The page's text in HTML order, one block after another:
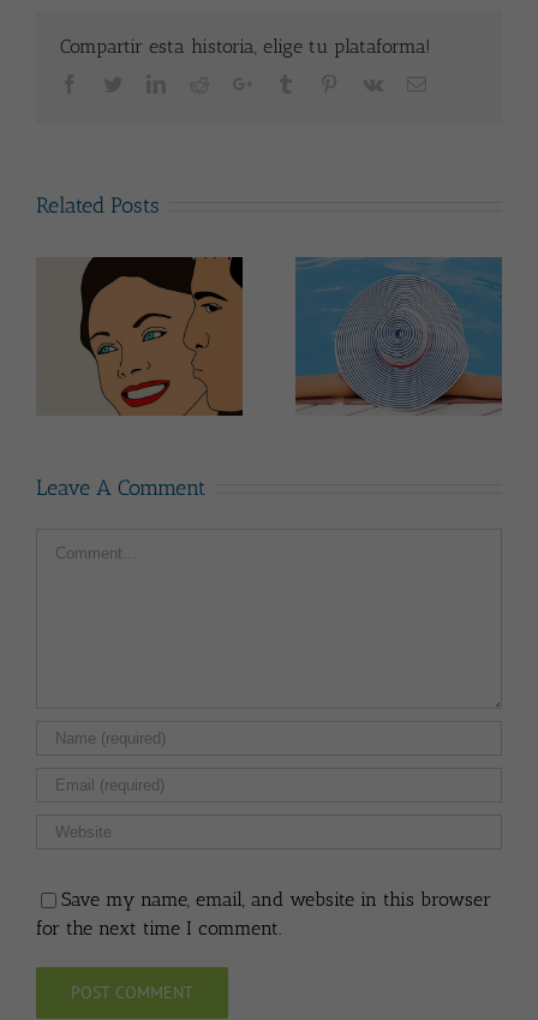
Compartir esta historia, elige tu plataforma!
Related Posts
Dicen que ocurrió
en verano
Leave A Comment
Comment
Save my name, email, and website in this browser
for the next time I comment.